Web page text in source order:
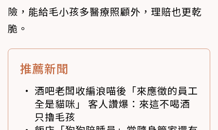
險，能給毛小孩多醫療照顧外，理賠也更乾
脆。
推薦新聞
酒吧老闆收編浪喵後「來應徵的員工
全是貓咪」 客人讚爆：來這不喝酒
只擼毛孩